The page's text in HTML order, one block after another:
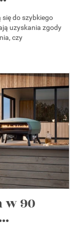
do szybkiego
uzyskania zgody
czy
w 90